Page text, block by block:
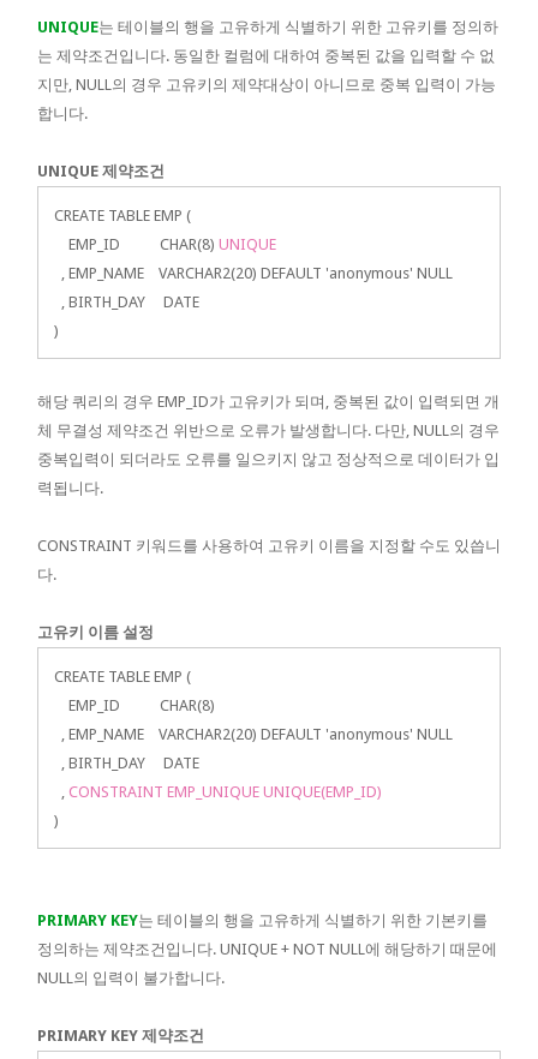
UNIQUE는 테이블의 행을 고유하게 식별하기 위한 고유키를 정의하
는 제약조건입니다. 동일한 컬럼에 대하여 중복된 값을 입력할 수 없
지만, NULL의 경우 고유키의 제약대상이 아니므로 중복 입력이 가능
합니다.
UNIQUE 제약조건
CREATE TABLE EMP (
EMP_ID CHAR(8) UNIQUE
, EMP_NAME VARCHAR2(20) DEFAULT 'anonymous' NULL
, BIRTH_DAY DATE
)
해당 쿼리의 경우 EMP_ID가 고유키가 되며, 중복된 값이 입력되면 개
체 무결성 제약조건 위반으로 오류가 발생합니다. 다만, NULL의 경우
중복입력이 되더라도 오류를 일으키지 않고 정상적으로 데이터가 입
력됩니다.
CONSTRAINT 키워드를 사용하여 고유키 이름을 지정할 수도 있씁니
다.
고유키 이름 설정
CREATE TABLE EMP (
EMP_ID CHAR(8)
, EMP_NAME VARCHAR2(20) DEFAULT 'anonymous' NULL
, BIRTH_DAY DATE
CONSTRAINT EMP_UNIQUE UNIQUE(EMP_ID)
)
PRIMARY KEY는 테이블의 행을 고유하게 식별하기 위한 기본키를
정의하는 제약조건입니다. UNIQUE + NOT NULL에 해당하기 때문에
NULL의 입력이 불가합니다.
PRIMARY KEY 제약조건